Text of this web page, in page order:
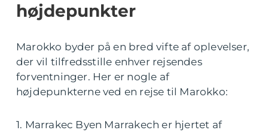
højdepunkter
Marokko byder på en bred vifte af oplevelser,
der vil tilfredsstille enhver rejsendes
forventninger. Her er nogle af
højdepunkterne ved en rejse til Marokko:
1. Marrakec Byen Marrakech er hjertet af